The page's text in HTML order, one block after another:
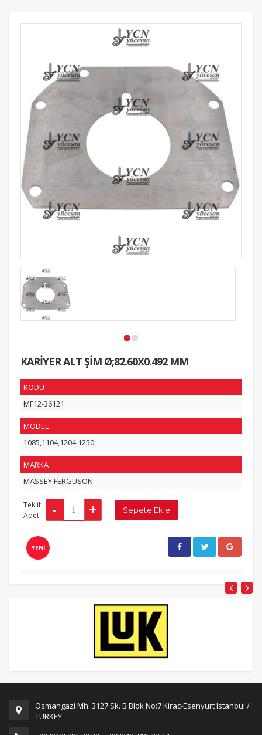
KARİYER ALT ŞİM Ø;82.60X0.492 MM
KODU
MF12-36121
MODEL
1085,1104,1204,1250,
MARKA
MASSEY FERGUSON
Teklif
Adet
YENİ
Osmangazi Mh. 3127 Sk. B Blok No:7 Kirac-Esenyurt Istanbul /
TURKEY